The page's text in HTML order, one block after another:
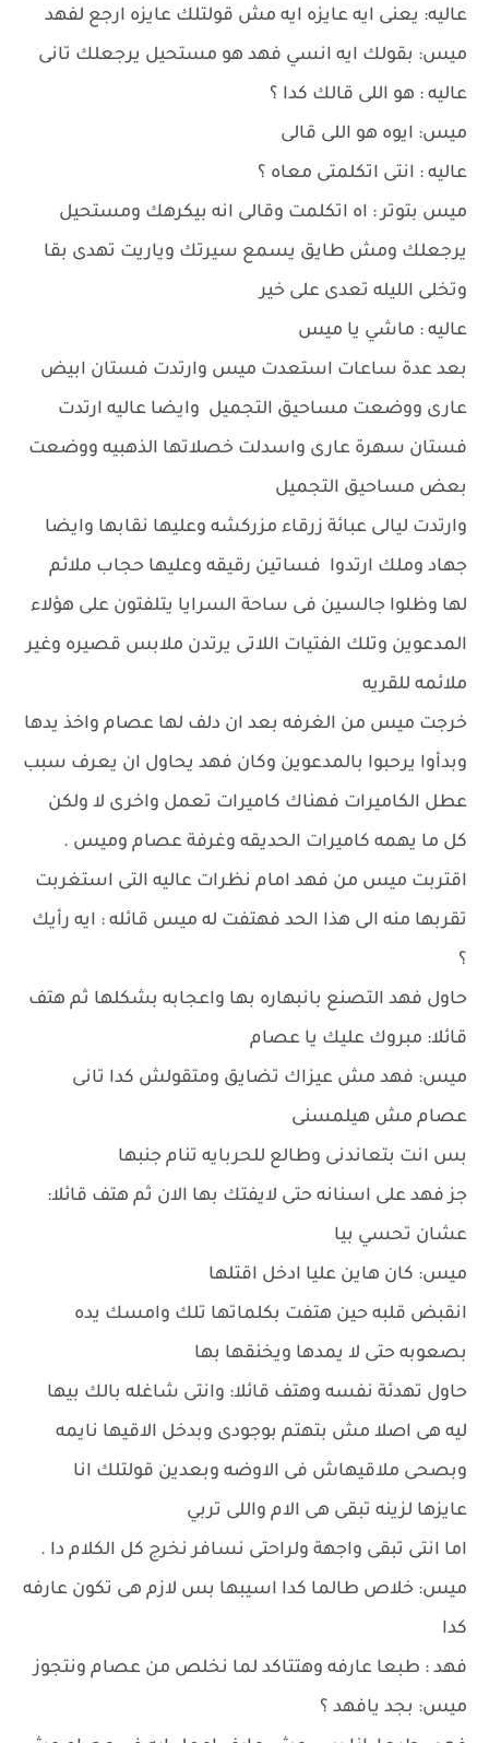
عاليه: يعنى ايه عايزه ايه مش قولتلك عايزه ارجع لفهد
ميس: بقولك ايه انسي فهد هو مستحيل يرجعلك تانى
عاليه : هو اللى قالك كدا ؟
ميس: ايوه هو اللى قالى
عاليه : انتى اتكلمتى معاه ؟
ميس بتوتر : اه اتكلمت وقالى انه بيكرهك ومستحيل
يرجعلك ومش طايق يسمع سيرتك وياريت تهدى بقا
وتخلى الليله تعدى على خير
عاليه : ماشي يا ميس
بعد عدة ساعات استعدت ميس وارتدت فستان ابيض
عارى ووضعت مساحيق التجميل وايضا عاليه ارتدت
فستان سهرة عارى واسدلت خصلاتها الذهبيه ووضعت
بعض مساحيق التجميل
وارتدت ليالى عبائة زرقاء مزركشه وعليها نقابها وايضا
جهاد وملك ارتدوا فساتين رقيقه وعليها حجاب ملائم
لها وظلوا جالسين فى ساحة السرايا يتلفتون على هؤلاء
المدعوين وتلك الفتيات اللاتى يرتدن ملابس قصيره وغير
ملائمه للقريه
خرجت ميس من الغرفه بعد ان دلف لها عصام واخذ يدها
وبدأوا يرحبوا بالمدعوين وكان فهد يحاول ان يعرف سبب
عطل الكاميرات فهناك كاميرات تعمل واخرى لا ولكن
كل ما يهمه كاميرات الحديقه وغرفة عصام وميس .
اقتربت ميس من فهد امام نظرات عاليه التى استغربت
تقربها منه الى هذا الحد فهتفت له ميس قائله : ايه رأيك
؟
حاول فهد التصنع بانبهاره بها واعجابه بشكلها ثم هتف
قائلا: مبروك عليك يا عصام
ميس: فهد مش عيزاك تضايق ومتقولش كدا تانى
عصام مش هيلمسنى
بس انت بتعاندنى وطالع للحربايه تنام جنبها
جز فهد على اسنانه حتى لايفتك بها الان ثم هتف قائلا:
عشان تحسي بيا
ميس: كان هاين عليا ادخل اقتلها
انقبض قلبه حين هتفت بكلماتها تلك وامسك يده
بصعوبه حتى لا يمدها ويخنقها بها
حاول تهدئة نفسه وهتف قائلا: وانتى شاغله بالك بيها
ليه هى اصلا مش بتهتم بوجودى وبدخل الاقيها نايمه
وبصحى ملاقيهاش فى الاوضه وبعدين قولتلك انا
عايزها لزينه تبقى هى الام واللى تربي
اما انتى تبقى واجهة ولراحتى نسافر نخرج كل الكلام دا .
ميس: خلاص طالما كدا اسيبها بس لازم هى تكون عارفه
كدا
فهد : طبعا عارفه وهتتاكد لما نخلص من عصام ونتجوز
ميس: بجد يافهد ؟